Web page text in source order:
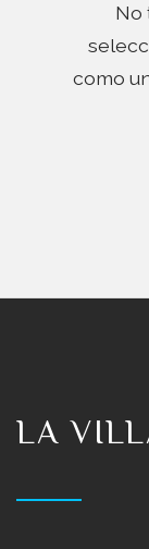
No
como
LA